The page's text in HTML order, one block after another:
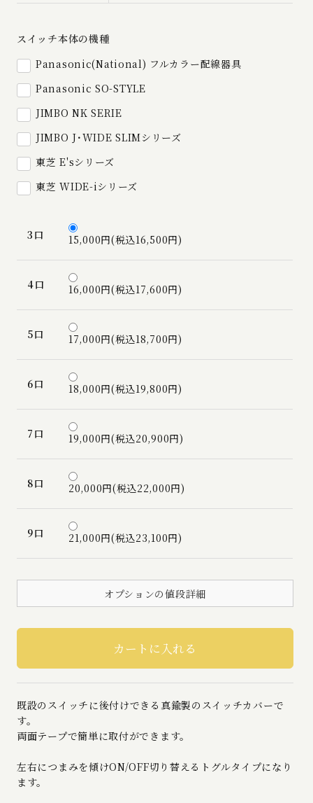
スイッチ本体の機種
Panasonic(National) フルカラー配線器具
Panasonic SO-STYLE
JIMBO NK SERIE
JIMBO J･WIDE SLIMシリーズ
東芝 E'sシリーズ
東芝 WIDE-iシリーズ
3口 15,000円(税込16,500円)
4口 16,000円(税込17,600円)
5口 17,000円(税込18,700円)
6口 18,000円(税込19,800円)
7口 19,000円(税込20,900円)
8口 20,000円(税込22,000円)
9口 21,000円(税込23,100円)
オプションの値段詳細
既設のスイッチに後付けできる真鍮製のスイッチカバーで
す。
両面テープで簡単に取付ができます。
左右につまみを傾けON/OFF切り替えるトグルタイプになり
ます。